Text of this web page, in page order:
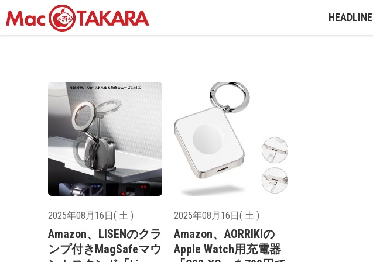
HEADLINE
2025年08月16日( 土 )
Amazon、LISENのクラ
ンプ付きMagSafeマウ
2025年08月16日( 土 )
Amazon、AORRIKIの
Apple Watch用充電器